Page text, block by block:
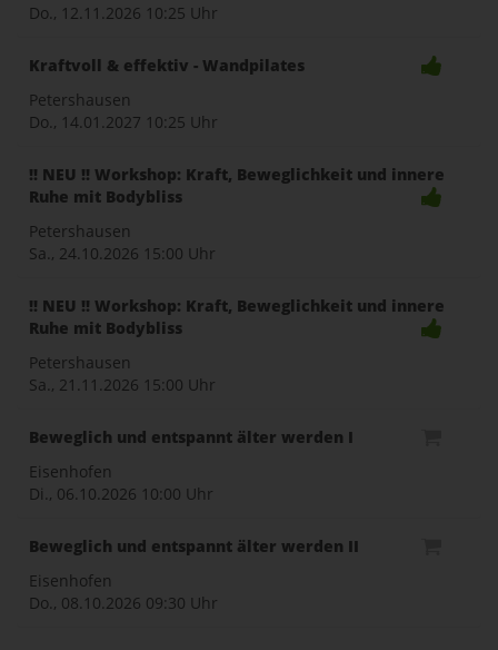
Do., 12.11.2026 10:25 Uhr
Kraftvoll & effektiv - Wandpilates
Petershausen
Do., 14.01.2027 10:25 Uhr
!! NEU !! Workshop: Kraft, Beweglichkeit und innere
Ruhe mit Bodybliss
Petershausen
Sa., 24.10.2026 15:00 Uhr
!! NEU !! Workshop: Kraft, Beweglichkeit und innere
Ruhe mit Bodybliss
Petershausen
Sa., 21.11.2026 15:00 Uhr
Beweglich und entspannt älter werden I
Eisenhofen
Di., 06.10.2026 10:00 Uhr
Beweglich und entspannt älter werden II
Eisenhofen
Do., 08.10.2026 09:30 Uhr